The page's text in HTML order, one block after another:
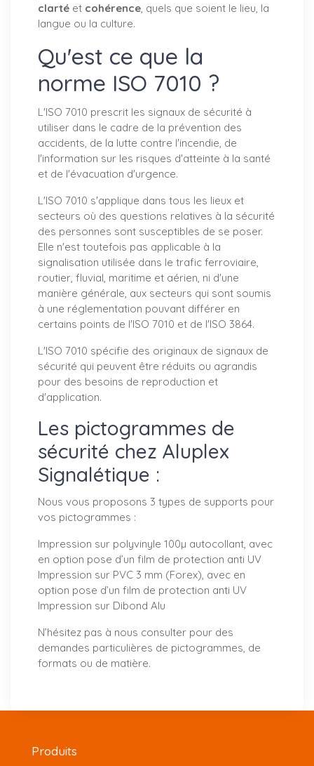
clarté et cohérence, quels que soient le lieu, la
langue ou la culture.
Qu'est ce que la
norme ISO 7010 ?
L'ISO 7010 prescrit les signaux de sécurité à
utiliser dans le cadre de la prévention des
accidents, de la lutte contre l'incendie, de
l'information sur les risques d'atteinte à la santé
et de l'évacuation d'urgence.
L'ISO 7010 s'applique dans tous les lieux et
secteurs où des questions relatives à la sécurité
des personnes sont susceptibles de se poser.
Elle n'est toutefois pas applicable à la
signalisation utilisée dans le trafic ferroviaire,
routier, fluvial, maritime et aérien, ni d'une
manière générale, aux secteurs qui sont soumis
à une réglementation pouvant différer en
certains points de l'ISO 7010 et de l'ISO 3864.
L'ISO 7010 spécifie des originaux de signaux de
sécurité qui peuvent être réduits ou agrandis
pour des besoins de reproduction et
d'application.
Les pictogrammes de
sécurité chez Aluplex
Signalétique :
Nous vous proposons 3 types de supports pour
vos pictogrammes :
Impression sur polyvinyle 100µ autocollant, avec
en option pose d’un film de protection anti UV
Impression sur PVC 3 mm (Forex), avec en
option pose d’un film de protection anti UV
Impression sur Dibond Alu
N’hésitez pas à nous consulter pour des
demandes particulières de pictogrammes, de
formats ou de matière.
Produits